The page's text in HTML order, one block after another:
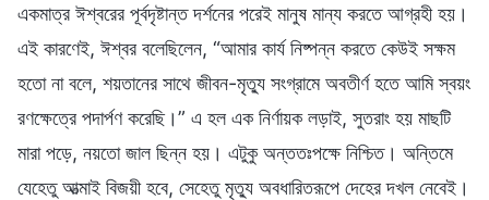
একমাত্র ঈশ্বরের পূর্বদৃষ্টান্ত দর্শনের পরেই মানুষ মান্য করতে আগ্রহী হয়।
এই কারণেই, ঈশ্বর বলেছিলেন, “আমার কার্য নিষ্পন্ন করতে কেউই সক্ষম
হতো না বলে, শয়তানের সাথে জীবন-মৃত্যু সংগ্রামে অবতীর্ণ হতে আমি স্বয়ং
রণক্ষেত্রে পদার্পণ করেছি।” এ হল এক নির্ণায়ক লড়াই, সুতরাং হয় মাছটি
মারা পড়ে, নয়তো জাল ছিন্ন হয়। এটুকু অন্ততঃপক্ষে নিশ্চিত। অন্তিমে
যেহেতু আত্মাই বিজয়ী হবে, সেহেতু মৃত্যু অবধারিতরূপে দেহের দখল নেবেই।